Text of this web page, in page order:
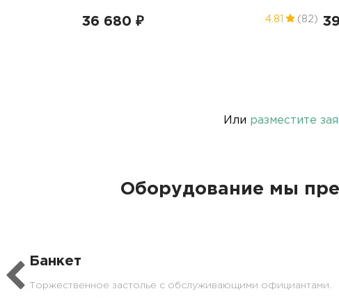
36 680 ₽ 4.81 (82)
Или разместите
Оборудование мы
Банкет
Торжественное застолье с обслуживающими официантами.